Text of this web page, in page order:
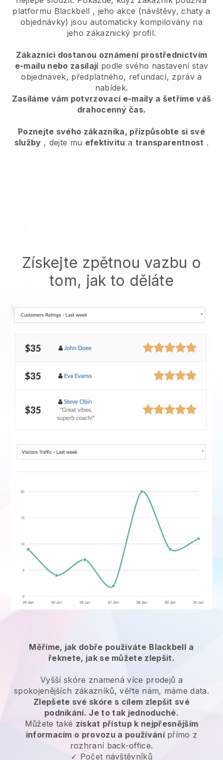
platformu Blackbell , jeho akce (návštěvy, chaty a
objednávky) jsou automaticky kompilovány na
jeho zákaznický profil.
Zákazníci dostanou oznámení prostřednictvím
e-mailu nebo zasílajípodle svého nastavení stav
objednávek, předplatného, refundací, zpráv a
nabídek.
Zasíláme vám potvrzovací e-maily a šetříme váš
drahocenný čas.
Poznejte svého zákazníka, přizpůsobte si své
služby , dejte mu efektivitu a transparentnost .
Získejte zpětnou vazbu o
tom, jak to děláte
Měříme, jak dobře používáte Blackbell a
řeknete, jak se můžete zlepšit.
Vyšší skóre znamená více prodejů a
spokojenějších zákazníků, věřte nám, máme data.
Zlepšete své skóre s cílem zlepšit své
podnikání. Je to tak jednoduché.
Můžete také získat přístup k nejpřesnějším
informacím o provozu a používánípřímo z
rozhraní back-office.
✓ Počet návštěvníků